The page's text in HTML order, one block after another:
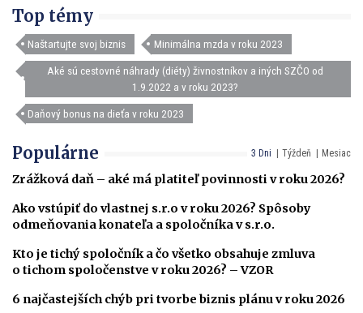
Top témy
Naštartujte svoj biznis Minimálna mzda v roku 2023
Aké sú cestovné náhrady (diéty) živnostníkov a iných SZČO od
1.9.2022 a v roku 2023?
Daňový bonus na dieťa v roku 2023
3 Dni Týždeň Mesiac
Populárne
Zrážková daň – aké má platiteľ povinnosti v roku 2026?
Ako vstúpiť do vlastnej s.r.o v roku 2026? Spôsoby
odmeňovania konateľa a spoločníka v s.r.o.
Kto je tichý spoločník a čo všetko obsahuje zmluva
o tichom spoločenstve v roku 2026? – VZOR
6 najčastejších chýb pri tvorbe biznis plánu v roku 2026